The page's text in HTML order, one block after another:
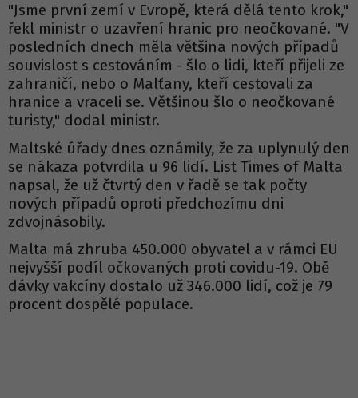
"Jsme první zemí v Evropě, která dělá tento krok,"
řekl ministr o uzavření hranic pro neočkované. "V
posledních dnech měla většina nových případů
souvislost s cestováním - šlo o lidi, kteří přijeli ze
zahraničí, nebo o Malťany, kteří cestovali za
hranice a vraceli se. Většinou šlo o neočkované
turisty," dodal ministr.
Maltské úřady dnes oznámily, že za uplynulý den
se nákaza potvrdila u 96 lidí. List Times of Malta
napsal, že už čtvrtý den v řadě se tak počty
nových případů oproti předchozímu dni
zdvojnásobily.
Malta má zhruba 450.000 obyvatel a v rámci EU
nejvyšší podíl očkovaných proti covidu-19. Obě
dávky vakcíny dostalo už 346.000 lidí, což je 79
procent dospělé populace.